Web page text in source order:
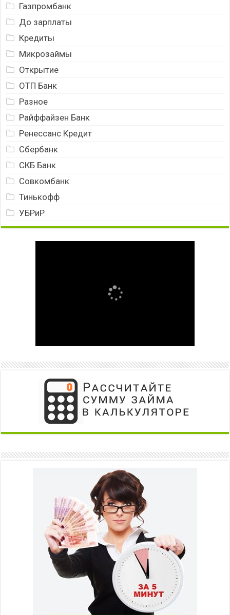
Газпромбанк
До зарплаты
Кредиты
Микрозаймы
Открытие
ОТП Банк
Разное
Райффайзен Банк
Ренессанс Кредит
Сбербанк
СКБ Банк
Совкомбанк
Тинькофф
УБРиР